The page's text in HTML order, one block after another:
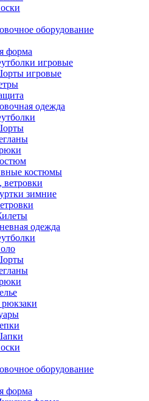
оборудование
форма
игровые
игровые
одежда
костюмы
ветровки
зимние
одежда
оборудование
форма